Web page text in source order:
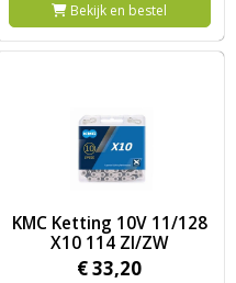
Bekijk en bestel
KMC Ketting 10V 11/128
X10 114 ZI/ZW
€33,20